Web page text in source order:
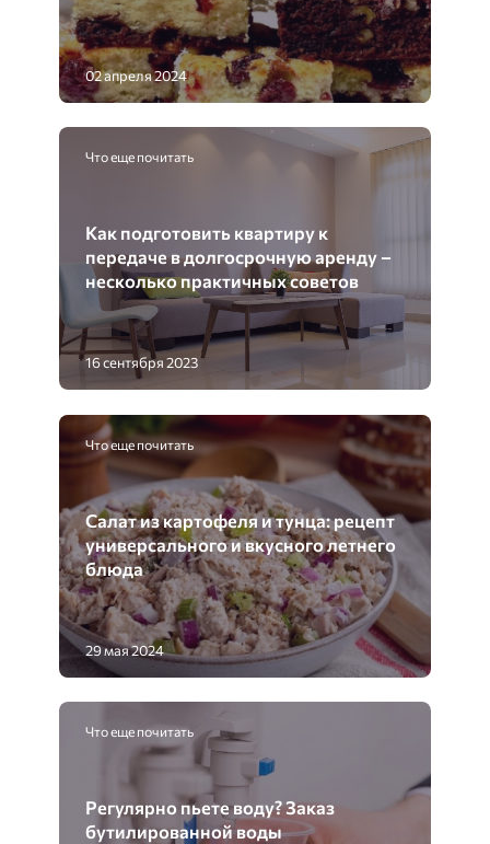
02 апреля 2024
Что еще почитать
Как подготовить квартиру к
передаче в долгосрочную аренду –
несколько практичных советов
16 сентября 2023
Что еще почитать
Салат из картофеля и тунца: рецепт
универсального и вкусного летнего
блюда
29 мая 2024
Что еще почитать
Регулярно пьете воду? Заказ
бутилированной воды